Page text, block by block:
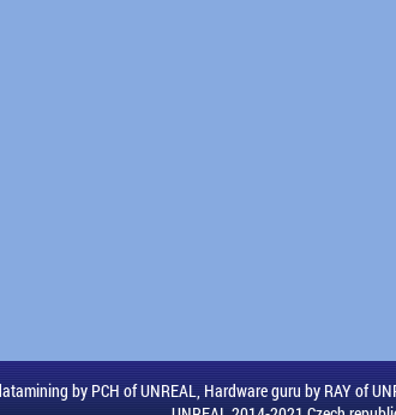
by PCH of UNREAL, Hardware guru by RAY of